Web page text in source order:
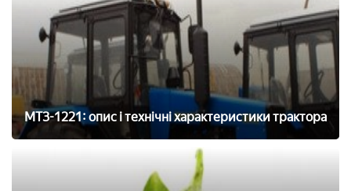
МТЗ-1221: опис і технічні характеристики трактора